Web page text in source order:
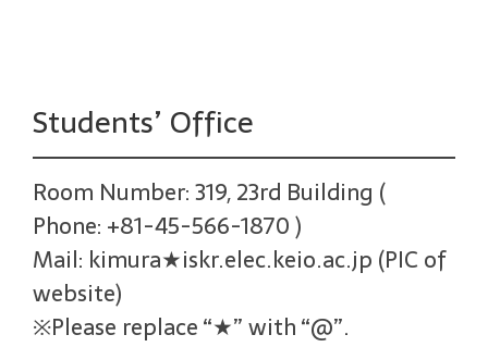
Students’ Office
Room Number: 319, 23rd Building (
Phone: +81-45-566-1870 )
Mail: kimura★iskr.elec.keio.ac.jp (PIC of
website)
※Please replace “★” with “@”.